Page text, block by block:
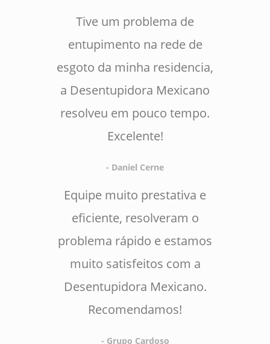
Tive um problema de
entupimento na rede de
esgoto da minha residencia,
a Desentupidora Mexicano
resolveu em pouco tempo.
Excelente!
- Daniel Cerne
Equipe muito prestativa e
eficiente, resolveram o
problema rápido e estamos
muito satisfeitos com a
Desentupidora Mexicano.
Recomendamos!
- Grupo Cardoso